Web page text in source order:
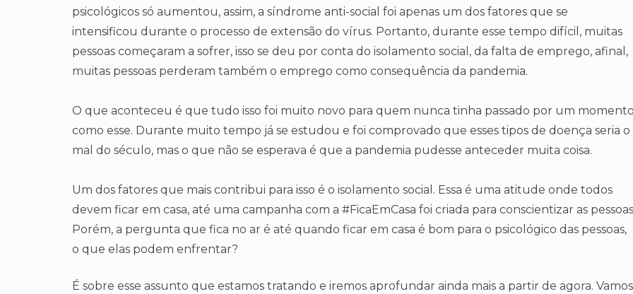
psicológicos só aumentou, assim, a síndrome anti-social foi apenas um dos fatores que se
intensificou durante o processo de extensão do vírus. Portanto, durante esse tempo difícil, muitas
pessoas começaram a sofrer, isso se deu por conta do isolamento social, da falta de emprego, afinal,
muitas pessoas perderam também o emprego como consequência da pandemia.
O que aconteceu é que tudo isso foi muito novo para quem nunca tinha passado por um
como esse. Durante muito tempo já se estudou e foi comprovado que esses tipos de doença seria o
mal do século, mas o que não se esperava é que a pandemia pudesse anteceder muita coisa.
Um dos fatores que mais contribui para isso é o isolamento social. Essa é uma atitude onde todos
devem ficar em casa, até uma campanha com a #FicaEmCasa foi criada para conscientizar as
Porém, a pergunta que fica no ar é até quando ficar em casa é bom para o psicológico das pessoas,
o que elas podem enfrentar?
É sobre esse assunto que estamos tratando e iremos aprofundar ainda mais a partir de agora. Vamos